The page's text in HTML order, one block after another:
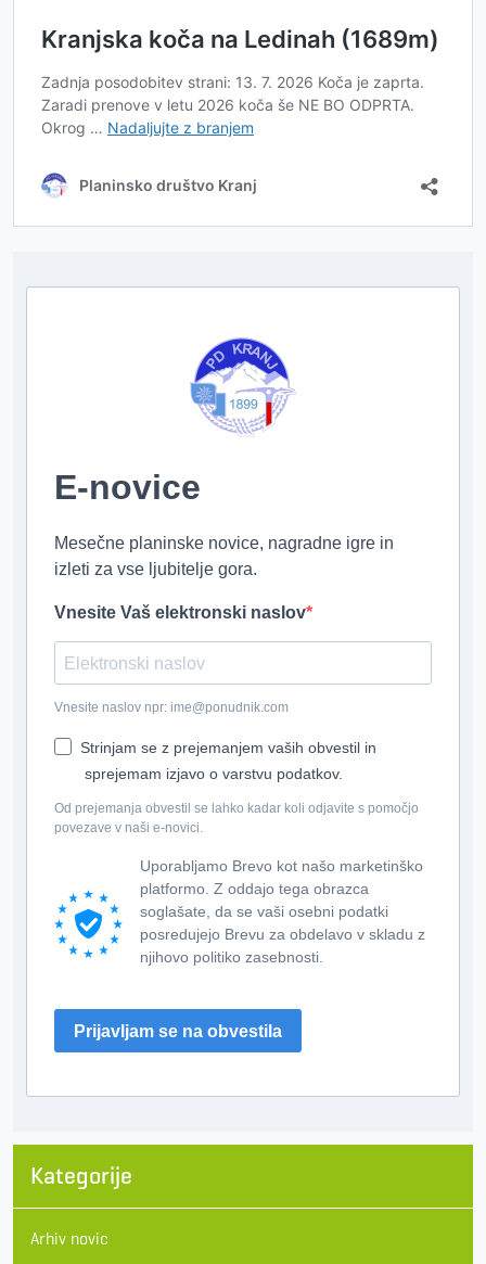
E-novice
Mesečne planinske novice, nagradne igre in
izleti za vse ljubitelje gora.
Vnesite Vaš elektronski naslov
Vnesite naslov npr: ime@ponudnik.com
Strinjam se z prejemanjem vaših obvestil in
sprejemam izjavo o varstvu podatkov.
Od prejemanja obvestil se lahko kadar koli odjavite s pomočjo
povezave v naši e-novici.
Uporabljamo Brevo kot našo marketinško
platformo. Z oddajo tega obrazca
soglašate, da se vaši osebni podatki
posredujejo Brevu za obdelavo v skladu z
njihovo politiko zasebnosti.
Prijavljam se na obvestila
Kategorije
Arhiv novic